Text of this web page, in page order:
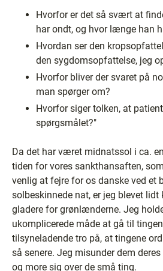
Hvorfor er det så svært at
har ondt, og hvor længe han
Hvordan ser den
den sygdomsopfattelse, jeg
Hvorfor bliver der svaret på
man spørger om?
Hvorfor siger tolken, at
spørgsmålet?"
Da det har været midnatssol i ca.
tiden for vores sankthansaften,
venlig at fejre for os danske ved et
solbeskinnede nat, er jeg blevet lidt
gladere for grønlænderne. Jeg
ukomplicerede måde at gå til
tilsyneladende tro på, at tingene
så senere. Jeg misunder dem
og more sig over de små ting.